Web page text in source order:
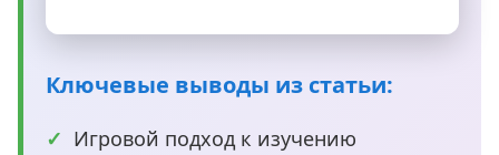
Ключевые выводы из статьи:
Игровой подход к изучению